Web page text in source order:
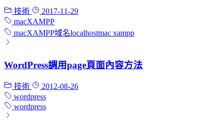
技術
2017-11-29
macXAMPP
macXAMPP域名localhostmac xampp
WordPress調用page頁面內容方法
技術
2012-08-26
wordpress
wordpress